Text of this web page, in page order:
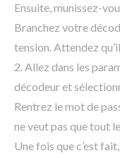
Ensuite, munissez-
Branchez votre
tension. Attendez
2. Allez dans les
décodeur et
Rentrez le mot de
ne veut pas que tout
Une fois que c’est